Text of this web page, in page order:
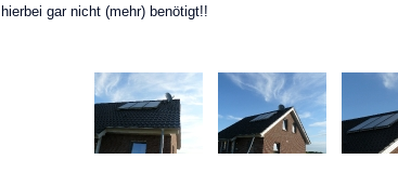
hierbei gar nicht (mehr) benötigt!!